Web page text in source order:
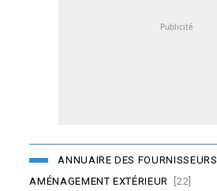
ANNUAIRE DES FOURNISSEURS
AMÉNAGEMENT EXTÉRIEUR [22]